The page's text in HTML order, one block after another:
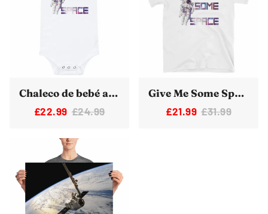
Chaleco de bebé astronauta Give Me Some Space Vest
£22.99 £24.99
Give Me Some Space Camiseta divertida de astronauta
£21.99 £31.99